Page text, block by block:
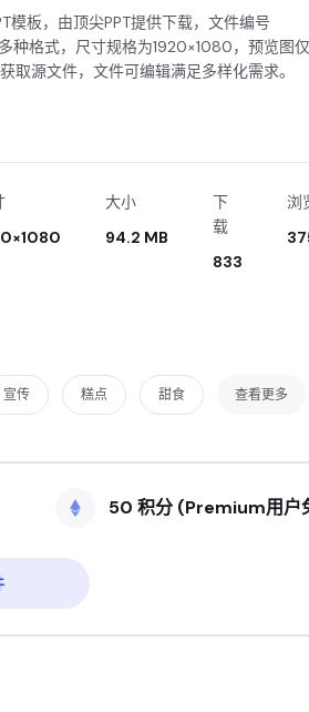
模板，由顶尖PPT提供下载，文件编号
多种格式，尺寸规格为1920×1080，预览图
取源文件，文件可编辑满足多样化需求。
大小
94.2 MB
下
载
833
浏
宣传 糕点 甜食 查看更多
50 积分 (Premium用户